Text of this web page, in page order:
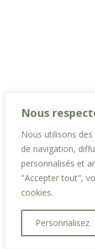
Nous
Nous utilisons
de navigation,
personnalisés et
"Accepter tout",
cookies.
Personnalisez